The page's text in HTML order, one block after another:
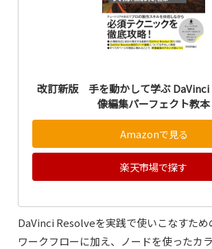
改訂新版 手を動かして学ぶ
像編集パーフェクト教本
Amazonで見る
楽天市場で探す
DaVinci Resolveを実践で使いこなすた
ワークフローに加え、ノードを使ったカ